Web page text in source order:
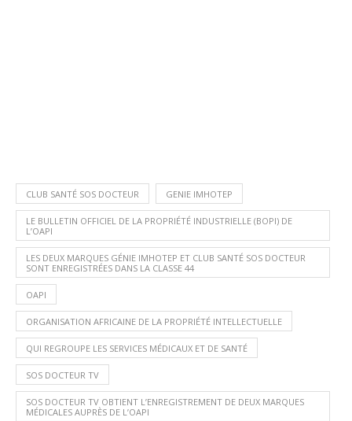
CLUB SANTÉ SOS DOCTEUR GENIE IMHOTEP
LE BULLETIN OFFICIEL DE LA PROPRIÉTÉ INDUSTRIELLE (BOPI) DE
L’OAPI
LES DEUX MARQUES GÉNIE IMHOTEP ET CLUB SANTÉ SOS DOCTEUR
SONT ENREGISTRÉES DANS LA CLASSE 44
OAPI
ORGANISATION AFRICAINE DE LA PROPRIÉTÉ INTELLECTUELLE
QUI REGROUPE LES SERVICES MÉDICAUX ET DE SANTÉ
SOS DOCTEUR TV
SOS DOCTEUR TV OBTIENT L’ENREGISTREMENT DE DEUX MARQUES
MÉDICALES AUPRÈS DE L’OAPI